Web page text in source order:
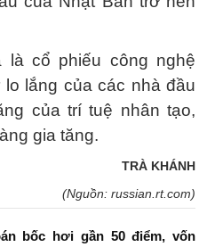
là cổ phiếu công nghệ
lắng của các nhà đầu
của trí tuệ nhân tạo,
gia tăng.
TRÀ KHÁNH
(Nguồn: russian.rt.com)
bốc hơi gần 50 điểm, vốn